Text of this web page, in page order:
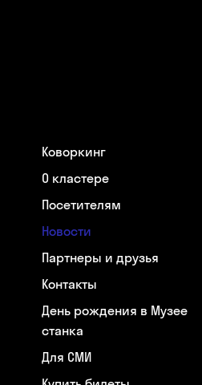
Коворкинг
О кластере
Посетителям
Новости
Партнеры и друзья
Контакты
День рождения в Музее
станка
Для СМИ